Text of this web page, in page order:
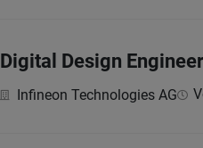
Digital Design
Infineon Technologies AG